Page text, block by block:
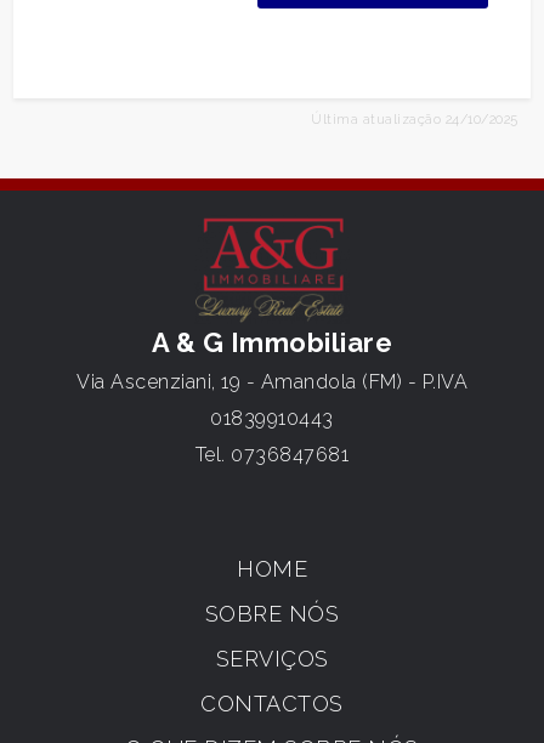
Última atualização 24/10/2025
A & G Immobiliare
Via Ascenziani, 19 - Amandola (FM) - P.IVA
01839910443
Tel. 0736847681
HOME
SOBRE NÓS
SERVIÇOS
CONTACTOS